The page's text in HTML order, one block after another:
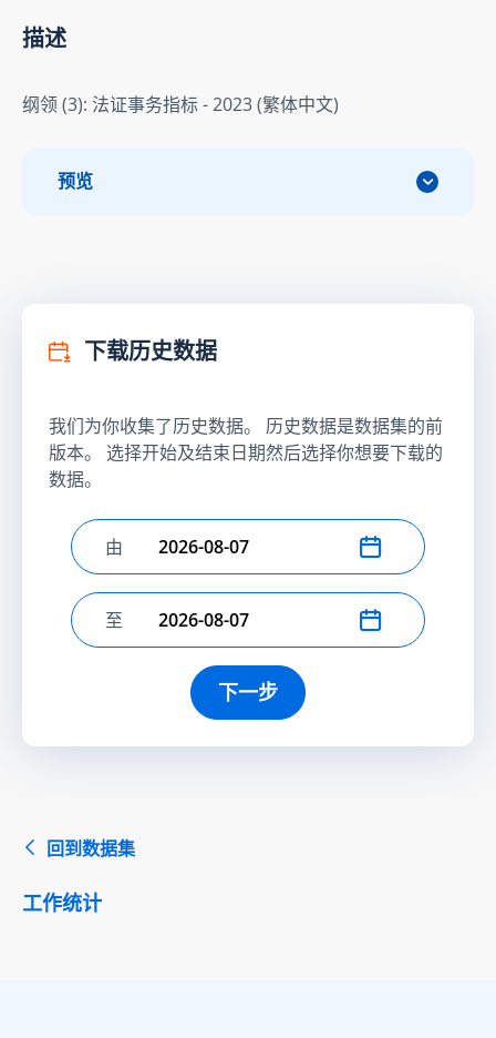
描述
纲领 (3): 法证事务指标 - 2023 (繁体中文)
预览
下载历史数据
我们为你收集了历史数据。 历史数据是数据集的前
版本。 选择开始及结束日期然后选择你想要下载的
数据。
选择开始日期
由
选择结束日期
至
下一步
回到数据集
工作统计